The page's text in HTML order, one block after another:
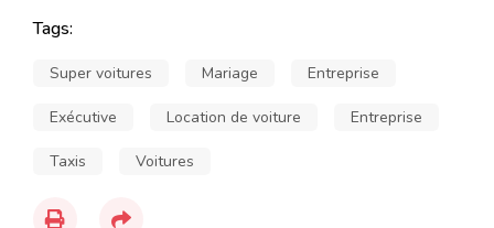
Tags:
Super voitures Mariage Entreprise
Exécutive Location de voiture Entreprise
Taxis Voitures